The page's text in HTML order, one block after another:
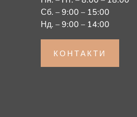
Сб. – 9:00 – 15:00
Нд. – 9:00 – 14:00
КОНТАКТИ